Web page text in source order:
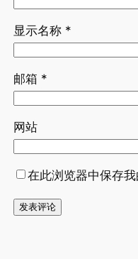
显示名称 *
邮箱 *
网站
在此浏览器中保存